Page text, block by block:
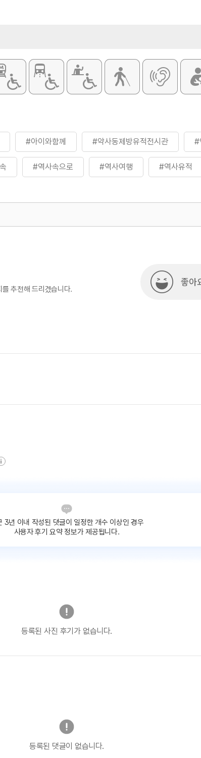
#아이와함께 #약사동제방유적전시관 #
#역사속으로 #역사여행 #역사유적
추천해 드리겠습니다.
좋아
3년 이내 작성된 댓글이 일정한 개수 이상인 경우
사용자 후기 요약 정보가 제공됩니다.
등록된 사진 후기가 없습니다.
등록된 댓글이 없습니다.